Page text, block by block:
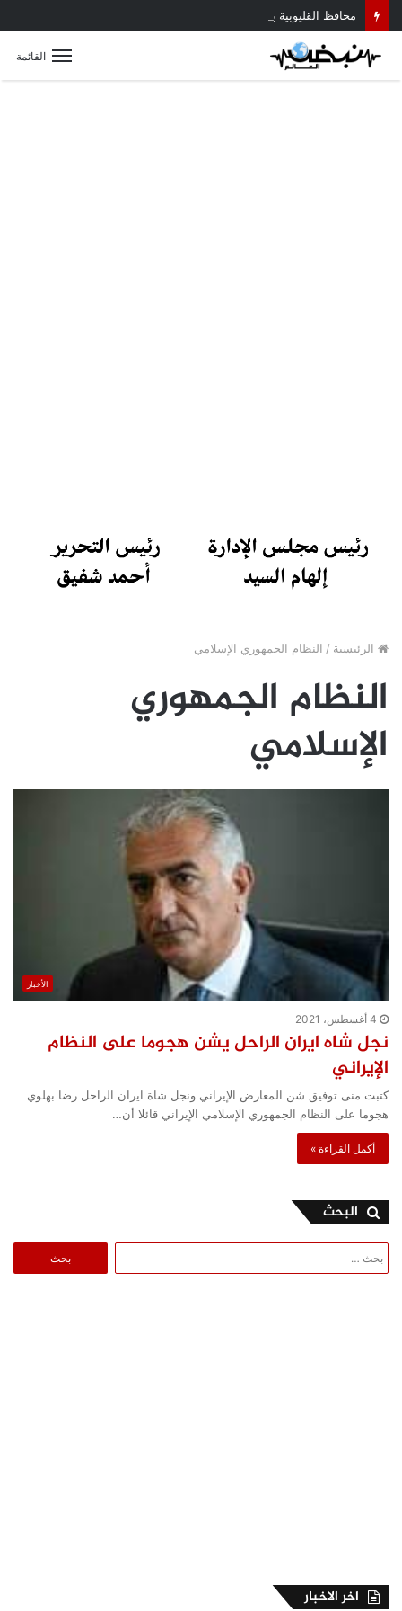
القائمة
الرئيسية / النظام الجمهوري الإسلامي
النظام الجمهوري
الإسلامي
الأخبار
4 أغسطس، 2021
نجل شاه ايران الراحل يشن هجوما على النظام
الإيراني
كتبت منى توفيق شن المعارض الإيراني ونجل شاة ايران الراحل رضا بهلوي
هجوما على النظام الجمهوري الإسلامي الإيراني قائلا أن…
أكمل القراءة »
البحث
عن:
اخر الاخبار